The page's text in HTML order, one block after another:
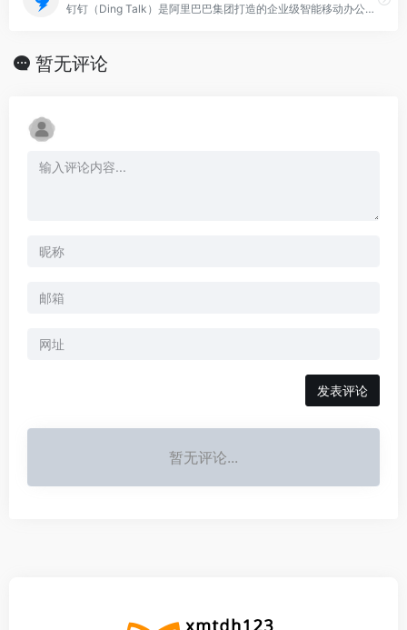
钉钉（Ding Talk）是阿里巴巴集团打造的企业级智能移动办公平台，引领未来新一代工作方式，将陪伴每一个企业成长，是数字经济时代的企业组织协同办公和应用开发平台
暂无评论
暂无评论...